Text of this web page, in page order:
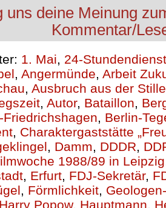
1. Mai, 24-Stundendienst
, Angermünde, Arbeit
, Ausbruch aus der Stille
, Autor, Bataillon,
Friedrichshagen, Berlin-
, Charaktergaststätte
, Damm, DDDR,
1988/89 in Leipzig
, Erfurt, FDJ-Sekretär,
, Förmlichkeit,
Harry Popow, Hauptmann,